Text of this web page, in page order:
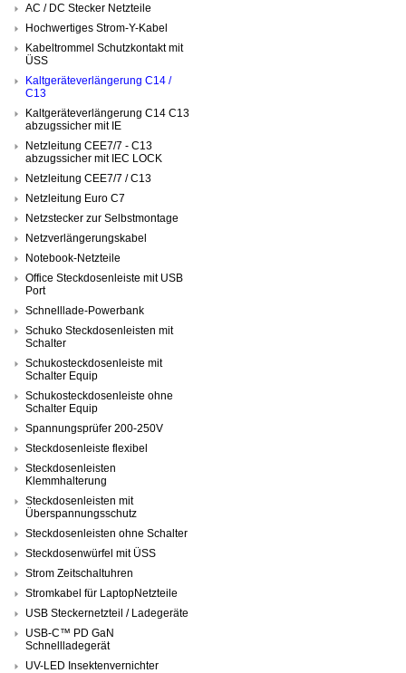
AC / DC Stecker Netzteile
Hochwertiges Strom-Y-Kabel
Kabeltrommel Schutzkontakt mit
ÜSS
Kaltgeräteverlängerung C14 /
C13
Kaltgeräteverlängerung C14 C13
abzugssicher mit IE
Netzleitung CEE7/7 - C13
abzugssicher mit IEC LOCK
Netzleitung CEE7/7 / C13
Netzleitung Euro C7
Netzstecker zur Selbstmontage
Netzverlängerungskabel
Notebook-Netzteile
Office Steckdosenleiste mit USB
Port
Schnelllade-Powerbank
Schuko Steckdosenleisten mit
Schalter
Schukosteckdosenleiste mit
Schalter Equip
Schukosteckdosenleiste ohne
Schalter Equip
Spannungsprüfer 200-250V
Steckdosenleiste flexibel
Steckdosenleisten
Klemmhalterung
Steckdosenleisten mit
Überspannungsschutz
Steckdosenleisten ohne Schalter
Steckdosenwürfel mit ÜSS
Strom Zeitschaltuhren
Stromkabel für LaptopNetzteile
USB Steckernetzteil / Ladegeräte
USB-C™ PD GaN
Schnellladegerät
UV-LED Insektenvernichter